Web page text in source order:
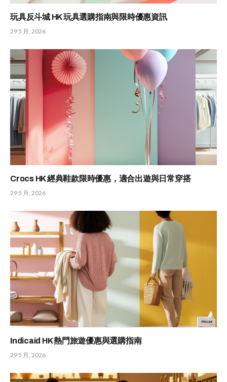
玩具反斗城 HK 玩具選購指南與限時優惠資訊
29 5 月, 2026
Crocs HK 經典鞋款限時優惠，適合出遊與日常穿搭
29 5 月, 2026
Indicaid HK 熱門旅遊優惠與選購指南
29 5 月, 2026